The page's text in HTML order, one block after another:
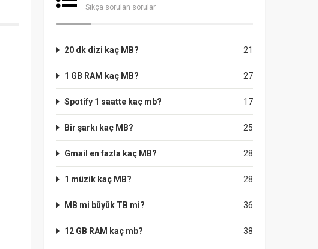
Sıkça sorulan sorular
21
20 dk dizi kaç MB?
27
1 GB RAM kaç MB?
17
Spotify 1 saatte kaç mb?
25
Bir şarkı kaç MB?
28
Gmail en fazla kaç MB?
28
1 müzik kaç MB?
36
MB mi büyük TB mi?
38
12 GB RAM kaç mb?